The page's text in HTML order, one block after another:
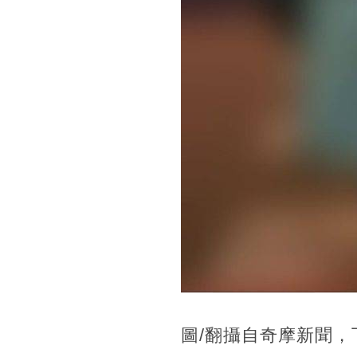
圖/翻攝自奇摩新聞，